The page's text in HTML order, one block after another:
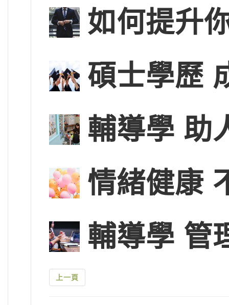
如何提升
碩士學歷
輔導學 助
情緒健康
輔導學 管
上一頁